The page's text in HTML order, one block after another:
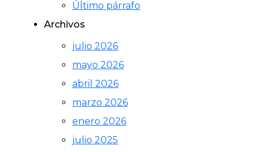
Último párrafo
Archivos
julio 2026
mayo 2026
abril 2026
marzo 2026
enero 2026
julio 2025